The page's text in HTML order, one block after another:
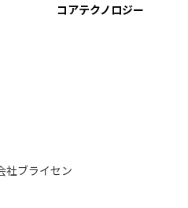
コアテクノロジー
社ブライセン